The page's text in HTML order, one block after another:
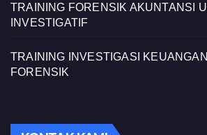
TRAINING FORENSIK AKUNTANSI
INVESTIGATIF
TRAINING INVESTIGASI
FORENSIK